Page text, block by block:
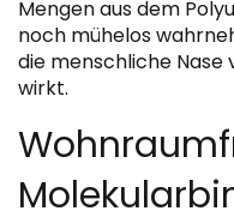
Mengen aus dem
noch mühelos
die menschliche
wirkt.